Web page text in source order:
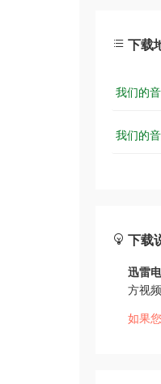
下载
我们的
我们的
下载
迅雷
方视
如果